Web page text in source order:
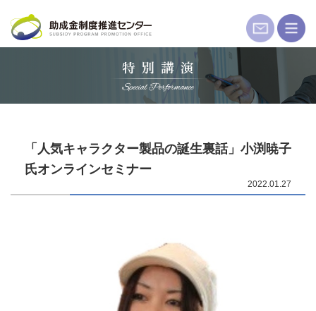
へ
「人気キャラクター製品の誕生裏話」小渕暁子
氏オンラインセミナー
2022.01.27